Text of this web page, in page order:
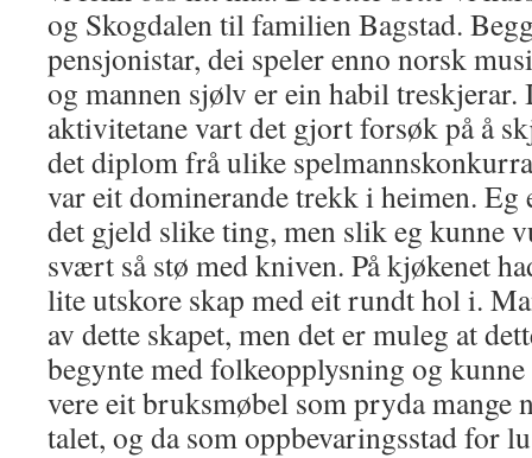
og Skogdalen til familien Bagstad.
pensjonistar, dei speler enno norsk
og mannen sjølv er ein habil treskjerar.
aktivitetane vart det gjort forsøk på å
det diplom frå ulike
var eit dominerande trekk i heimen. Eg
det gjeld slike ting, men slik eg kunne
svært så stø med kniven. På kjøkenet
lite utskore skap med eit rundt hol i.
av dette skapet, men det er muleg at
begynte med folkeopplysning og
vere eit bruksmøbel som pryda mange
talet, og da som oppbevaringsstad for